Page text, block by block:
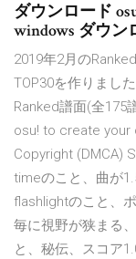
ダウンロード
windows ダウン
2019年2月の
TOP30を作りまし
Ranked譜面(全175
osu! to create your
Copyright (DMCA)
timeのこと、曲が
flashlightのこと、
毎に視野が狭まる
と、秘伝、スコア